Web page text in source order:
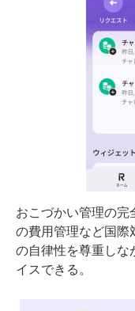
おこづかい管理の完
の費用管理など国際
の自律性を尊重しな
イスできる。